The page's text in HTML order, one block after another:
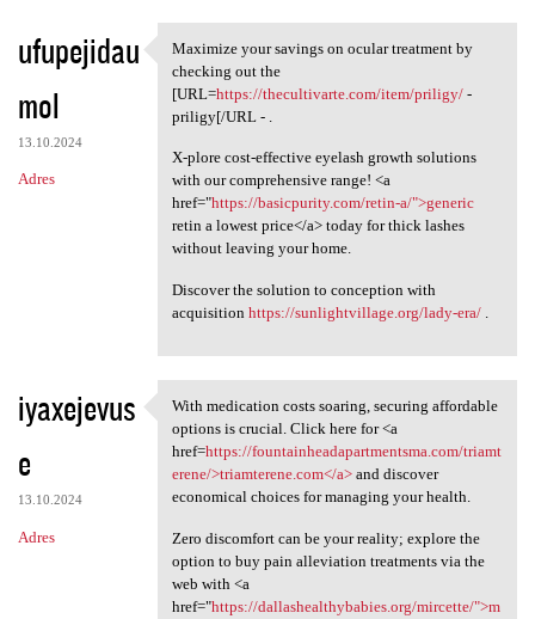
ufupejidau
mol
13.10.2024
Adres
Maximize your savings on
Maximize your savings on ocular treatment by
checking out the
[URL=https://thecultivarte.com/item/priligy/-
priligy[/URL - .
X-plore cost-effective eyelash growth solutions
with our comprehensive range! <a
href="https://basicpurity.com/retin-a/">generic
retin a lowest price</a> today for thick lashes
without leaving your home.
Discover the solution to conception with
acquisition https://sunlightvillage.org/lady-era/.
iyaxejevus
e
13.10.2024
Adres
With medication costs soaring
With medication costs soaring, securing affordable
options is crucial. Click here for <a
href=https://fountainheadapartmentsma.com/triamt
erene/>triamterene.com</a>and discover
economical choices for managing your health.
Zero discomfort can be your reality; explore the
option to buy pain alleviation treatments via the
web with <a
href="https://dallashealthybabies.org/mircette/">m